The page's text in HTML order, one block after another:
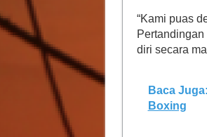
“Kami puas
diri secara
Baca Juga:
Boxing